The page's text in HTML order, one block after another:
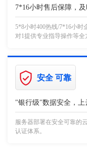
7*16小时售后保障，
5*8小时400热线/7*16小时
对1提供专业指导操作等全
安全 可靠
"银行级"数据安全，上
服务器部署在安全可靠的
认证体系。